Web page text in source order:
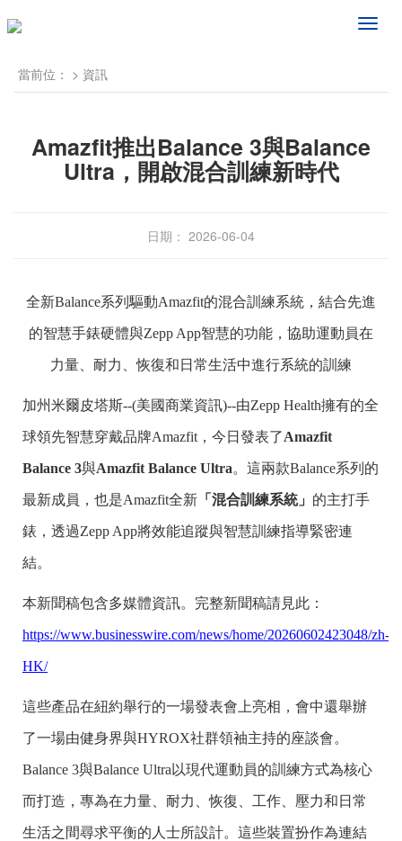
频
當前位： > 資訊
Amazfit推出Balance 3與Balance
Ultra，開啟混合訓練新時代
日期： 2026-06-04
全新Balance系列驅動Amazfit的混合訓練系統，結合先進
的智慧手錶硬體與Zepp App智慧的功能，協助運動員在
力量、耐力、恢復和日常生活中進行系統的訓練
加州米爾皮塔斯--(美國商業資訊)--由Zepp Health擁有的全
球領先智慧穿戴品牌Amazfit，今日發表了Amazfit
Balance 3與Amazfit Balance Ultra。這兩款Balance系列的
最新成員，也是Amazfit全新 「混合訓練系統」 的主打手
錶，透過Zepp App將效能追蹤與智慧訓練指導緊密連
結。
本新聞稿包含多媒體資訊。完整新聞稿請見此：
https://www.businesswire.com/news/home/20260602423048/zh-
HK/
這些產品在紐約舉行的一場發表會上亮相，會中還舉辦
了一場由健身界與HYROX社群領袖主持的座談會。
Balance 3與Balance Ultra以現代運動員的訓練方式為核心
而打造，專為在力量、耐力、恢復、工作、壓力和日常
生活之間尋求平衡的人士所設計。這些裝置扮作為連結